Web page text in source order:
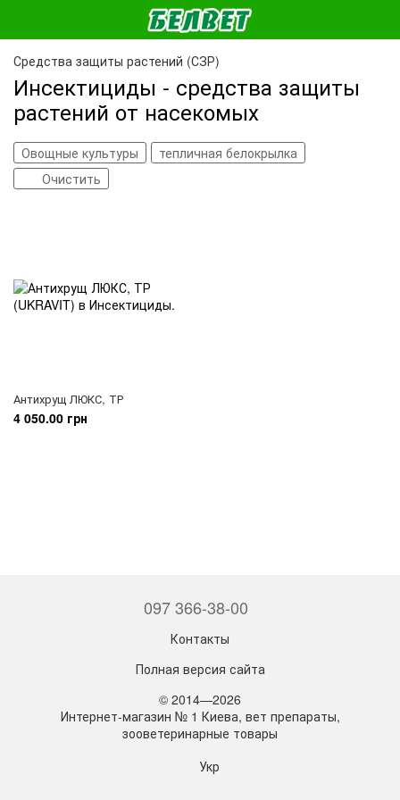
Средства защиты растений (СЗР)
Инсектициды - средства защиты
растений от насекомых
Овощные культуры
тепличная белокрылка
Очистить
Антихрущ ЛЮКС, ТР
4 050.00 грн
097 366-38-00
Контакты
Полная версия сайта
© 2014—2026
Интернет-магазин № 1 Киева, вет препараты,
зооветеринарные товары
Укр